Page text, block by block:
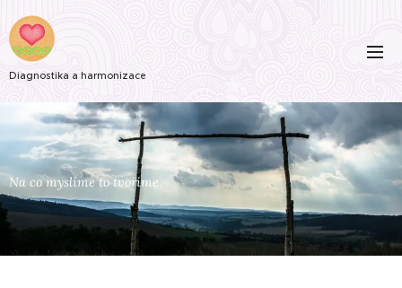
Diagnostika a harmonizace
Na co myslíme to tvoříme.